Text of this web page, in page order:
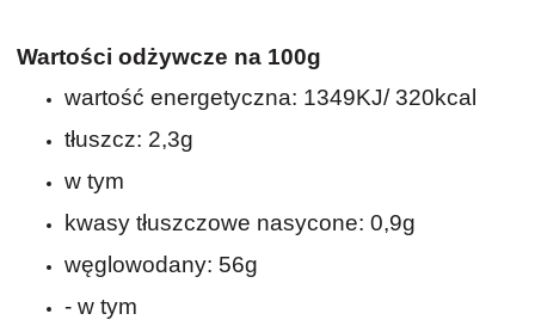
Wartości odżywcze na 100g
wartość energetyczna: 1349KJ/ 320kcal
tłuszcz: 2,3g
w tym
kwasy tłuszczowe nasycone: 0,9g
węglowodany: 56g
- w tym